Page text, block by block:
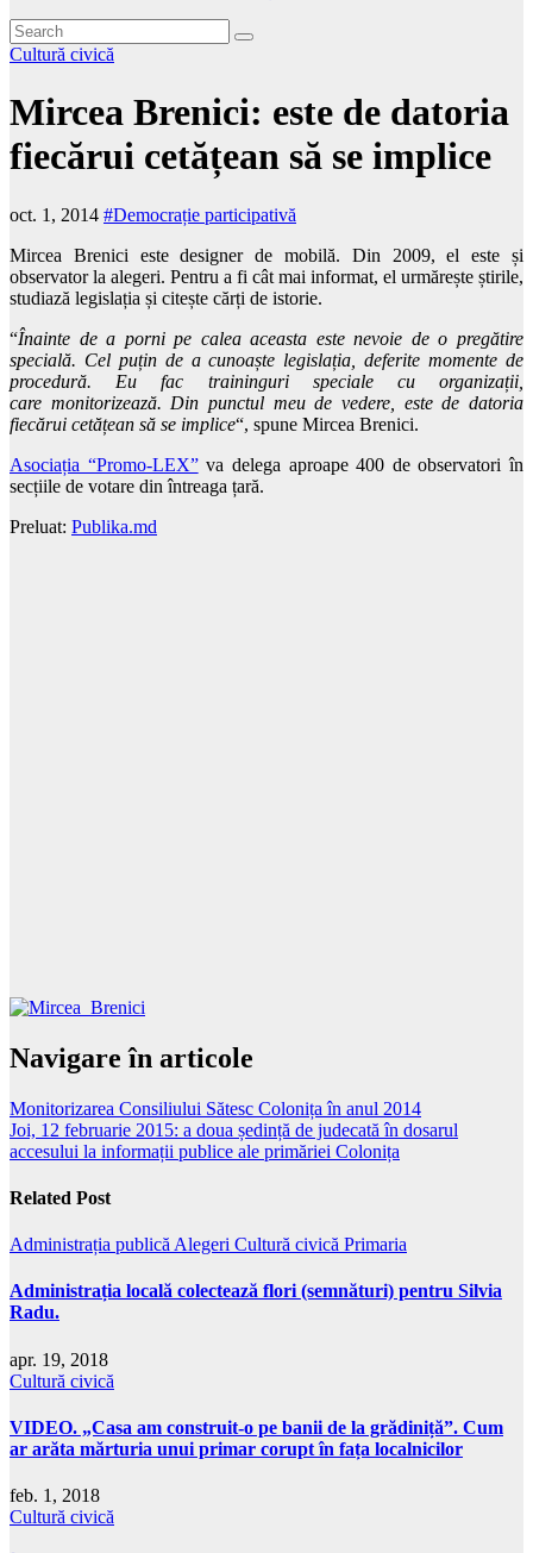
Cultură civică
Mircea Brenici: este de datoria
fiecărui cetățean să se implice
oct. 1, 2014 #Democrație participativă
Mircea Brenici este designer de mobilă. Din 2009, el este și
observator la alegeri. Pentru a fi cât mai informat, el urmărește știrile,
studiază legislația și citește cărți de istorie.
“Înainte de a porni pe calea aceasta este nevoie de o pregătire
specială. Cel puțin de a cunoaște legislația, deferite momente de
procedură. Eu fac traininguri speciale cu organizații,
care monitorizează. Din punctul meu de vedere, este de datoria
fiecărui cetățean să se implice“, spune Mircea Brenici.
Asociația “Promo-LEX”va delega aproape 400 de observatori în
secțiile de votare din întreaga țară.
Preluat: Publika.md
Navigare în articole
Monitorizarea Consiliului Sătesc Colonița în anul 2014
Joi, 12 februarie 2015: a doua ședință de judecată în dosarul
accesului la informații publice ale primăriei Colonița
Related Post
Administrația publică Alegeri Cultură civică Primaria
Administrația locală colectează flori (semnături) pentru Silvia
Radu.
apr. 19, 2018
Cultură civică
VIDEO. „Casa am construit-o pe banii de la grădiniță”. Cum
ar arăta mărturia unui primar corupt în fața localnicilor
feb. 1, 2018
Cultură civică